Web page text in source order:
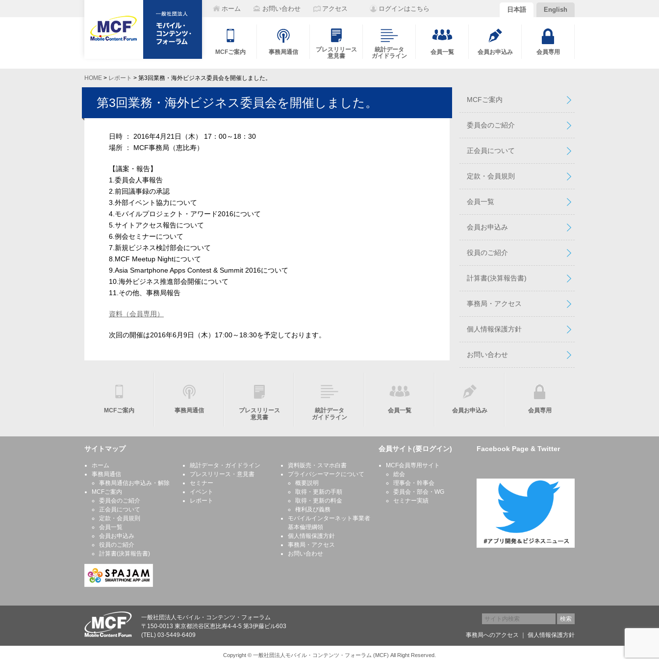
ホーム お問い合わせ アクセス ログインはこちら 日本語 English
MCFご案内 事務局通信
プレスリリース
意見書
統計データ
ガイドライン
会員一覧 会員お申込み 会員専用
HOME > レポート > 第3回業務・海外ビジネス委員会を開催しました。
第3回業務・海外ビジネス委員会を開催しました。
日時 ： 2016年4月21日（木） 17：00～18：30
場所 ： MCF事務局（恵比寿）
【議案・報告】
1.委員会人事報告
2.前回議事録の承認
3.外部イベント協力について
4.モバイルプロジェクト・アワード2016について
5.サイトアクセス報告について
6.例会セミナーについて
7.新規ビジネス検討部会について
8.MCF Meetup Nightについて
9.Asia Smartphone Apps Contest & Summit 2016について
10.海外ビジネス推進部会開催について
11.その他、事務局報告
資料（会員専用）
次回の開催は2016年6月9日（木）17:00～18:30を予定しております。
MCFご案内
委員会のご紹介
正会員について
定款・会員規則
会員一覧
会員お申込み
役員のご紹介
計算書(決算報告書)
事務局・アクセス
個人情報保護方針
お問い合わせ
MCFご案内 事務局通信
プレスリリース
意見書
統計データ
ガイドライン
会員一覧 会員お申込み 会員専用
サイトマップ
ホーム
事務局通信
事務局通信お申込み・解除
MCFご案内
委員会のご紹介
正会員について
定款・会員規則
会員一覧
会員お申込み
役員のご紹介
計算書(決算報告書)
統計データ・ガイドライン
プレスリリース・意見書
セミナー
イベント
レポート
資料販売・スマホ白書
プライバシーマークについて
概要説明
取得・更新の手順
取得・更新の料金
権利及び義務
モバイルインターネット事業者
基本倫理綱領
個人情報保護方針
事務局・アクセス
お問い合わせ
会員サイト(要ログイン)
MCF会員専用サイト
総会
理事会・幹事会
委員会・部会・WG
セミナー実績
Facebook Page & Twitter
一般社団法人モバイル・コンテンツ・フォーラム
〒150-0013 東京都渋谷区恵比寿4-4-5 第3伊藤ビル603
(TEL) 03-5449-6409
事務局へのアクセス 個人情報保護方針
Copyright © 一般社団法人モバイル・コンテンツ・フォーラム (MCF) All Right Reserved.